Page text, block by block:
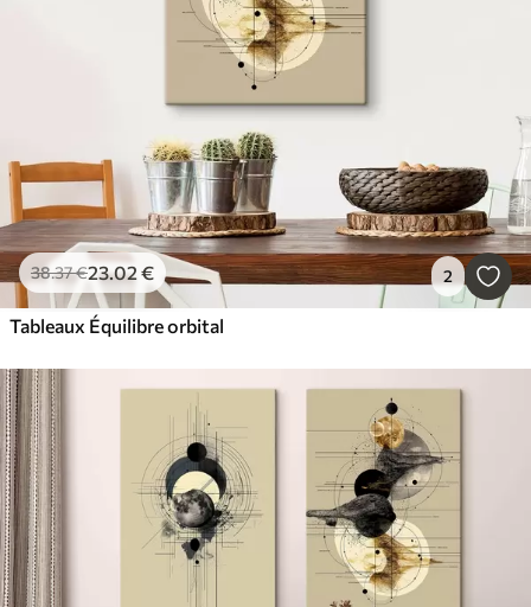
38.37€23.02 € 2
Tableaux Équilibre orbital